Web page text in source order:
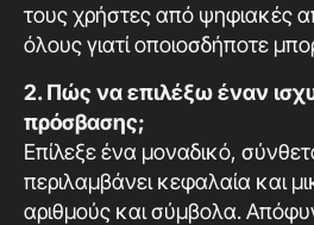
τους χρήστες από ψηφιακές
όλους γιατί οποιοσδήποτε
2. Πώς να επιλέξω έναν
πρόσβασης;
Επίλεξε ένα μοναδικό,
περιλαμβάνει κεφαλαία και
αριθμούς και σύμβολα.